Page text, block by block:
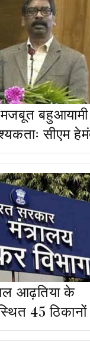
बहुआयामी
सीएम
आढ़तिया के
45